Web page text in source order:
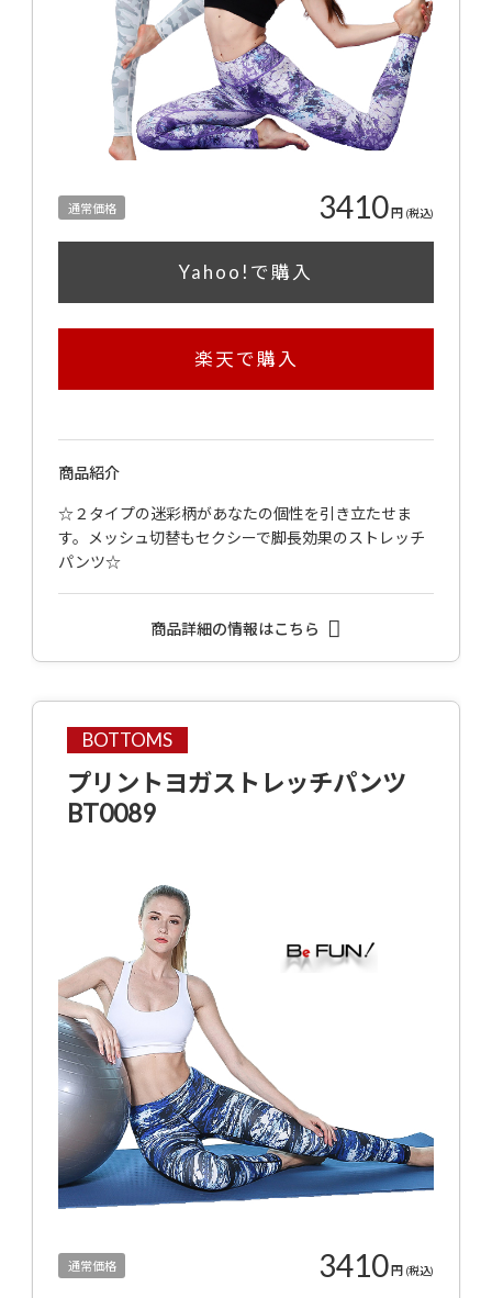
通常価格 3410円 (税込)
Yahoo!で購入
楽天で購入
商品紹介
☆２タイプの迷彩柄があなたの個性を引き立たせま
す。メッシュ切替もセクシーで脚長効果のストレッチ
パンツ☆
商品詳細の情報はこちら
BOTTOMS
プリントヨガストレッチパンツ
BT0089
通常価格 3410 円 (税込)